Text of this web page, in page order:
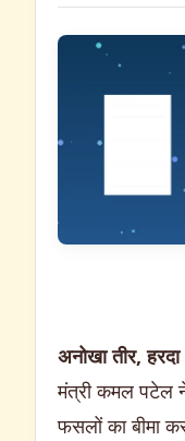
अनोखा तीर, हरदा
मंत्री कमल पटेल
फसलों का बीमा